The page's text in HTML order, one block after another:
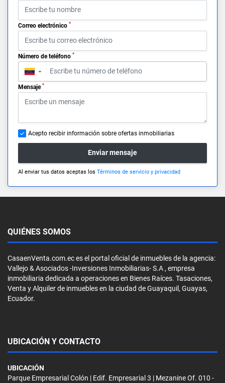
Correo electrónico *
Número de teléfono *
▼
Mensaje *
Acepto recibir información sobre ofertas inmobiliarias
Enviar mensaje
Al enviar tus datos aceptas los Términos de servicio y privacidad
QUIÉNES SOMOS
CasaenVenta.com.ec es el portal oficial de inmuebles de la agencia:
Vallejo & Asociados -Inversiones Inmobiliarias- S.A , empresa
inmobiliaria dedicada a operaciones en Bienes Raíces. Tasaciones,
Venta y Alquiler de inmuebles en la ciudad de Guayaquil, Guayas,
Ecuador.
UBICACIÓN Y CONTACTO
UBICACIÓN
Parque Empresarial Colón | Edif. Empresarial 3 | Mezanine Of. 010 -